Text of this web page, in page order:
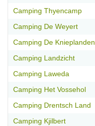
Camping Thyencamp
Camping De Weyert
Camping De Knieplanden
Camping Landzicht
Camping Laweda
Camping Het Vossehol
Camping Drentsch Land
Camping Kjilbert